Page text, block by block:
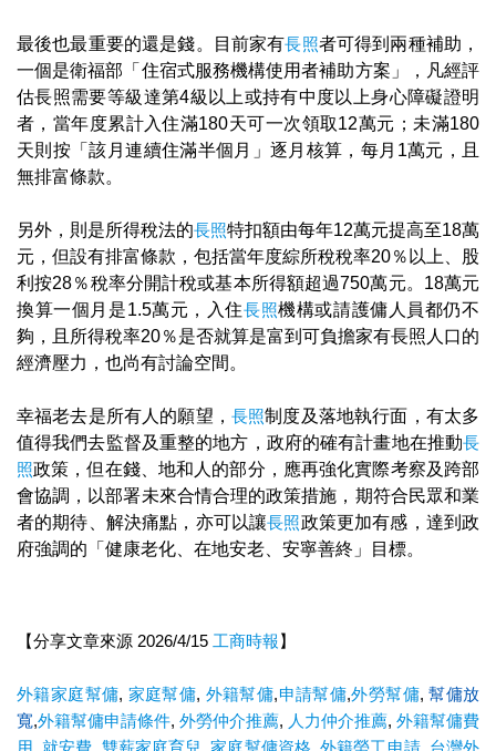
最後也最重要的還是錢。目前家有長照者可得到兩種補助，
一個是衛福部「住宿式服務機構使用者補助方案」，凡經評
估長照需要等級達第4級以上或持有中度以上身心障礙證明
者，當年度累計入住滿180天可一次領取12萬元；未滿180
天則按「該月連續住滿半個月」逐月核算，每月1萬元，且
無排富條款。
另外，則是所得稅法的長照特扣額由每年12萬元提高至18萬
元，但設有排富條款，包括當年度綜所稅稅率20％以上、股
利按28％稅率分開計稅或基本所得額超過750萬元。18萬元
換算一個月是1.5萬元，入住長照機構或請護傭人員都仍不
夠，且所得稅率20％是否就算是富到可負擔家有長照人口的
經濟壓力，也尚有討論空間。
幸福老去是所有人的願望， 長照制度及落地執行面，有太多
值得我們去監督及重整的地方，政府的確有計畫地在推動長
照政策，但在錢、地和人的部分，應再強化實際考察及跨部
會協調，以部署未來合情合理的政策措施，期符合民眾和業
者的期待、解決痛點，亦可以讓長照政策更加有感，達到政
府強調的「健康老化、在地安老、安寧善終」目標。
【分享文章來源 2026/4/15 工商時報】
外籍家庭幫傭, 家庭幫傭, 外籍幫傭,申請幫傭,外勞幫傭,幫傭放
寬,外籍幫傭申請條件, 外勞仲介推薦, 人力仲介推薦, 外籍幫傭費
用 ,就安費 雙薪家庭育兒 ,家庭幫傭資格 ,外籍勞工申請, 台灣外